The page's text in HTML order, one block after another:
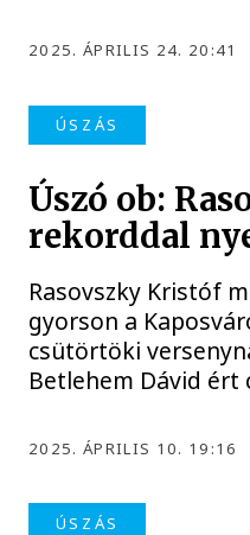
2025. ÁPRILIS 24. 20:41
ÚSZÁS
Úszó ob:
rekorddal
Rasovszky Kristóf
gyorson a
csütörtöki
Betlehem Dávid ért
2025. ÁPRILIS 10. 19:16
ÚSZÁS